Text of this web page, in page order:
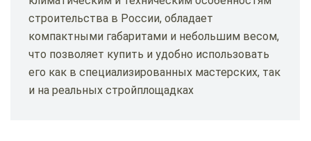
строительства в России, обладает
компактными габаритами и небольшим весом,
что позволяет купить и удобно использовать
его как в специализированных мастерских, так
и на реальных стройплощадках